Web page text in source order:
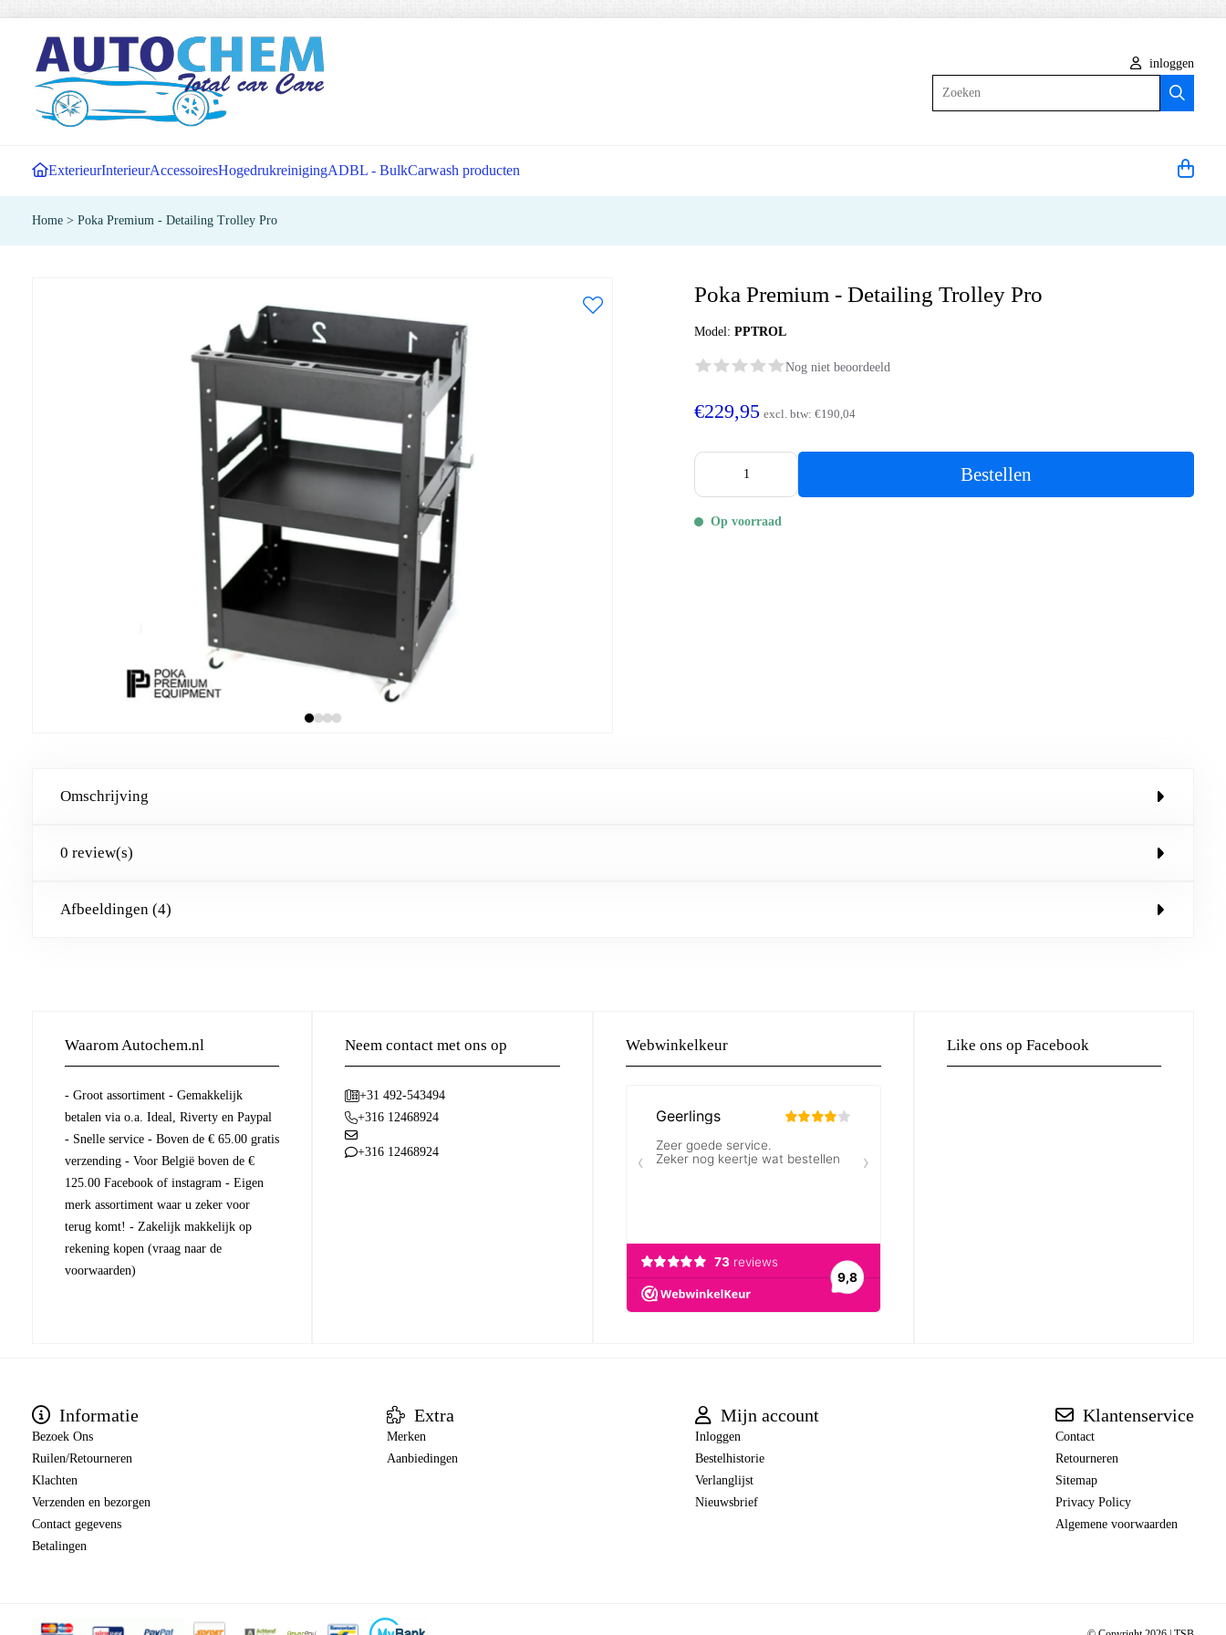
inloggen
ExterieurInterieurAccessoiresHogedrukreinigingADBL - BulkCarwash producten
Home > Poka Premium - Detailing Trolley Pro
Poka Premium - Detailing Trolley Pro
Model:PPTROL
Nog niet beoordeeld
€229,95 excl. btw:€190,04
Bestellen
Op voorraad
Omschrijving
0 review(s)
Afbeeldingen (4)
Waarom Autochem.nl
- Groot assortiment - Gemakkelijk
betalen via o.a. Ideal, Riverty en Paypal
- Snelle service - Boven de € 65.00 gratis
verzending - Voor België boven de €
125.00 Facebook of instagram - Eigen
merk assortiment waar u zeker voor
terug komt! - Zakelijk makkelijk op
rekening kopen (vraag naar de
voorwaarden)
Neem contact met ons op
+31 492-543494
+316 12468924
+316 12468924
Webwinkelkeur Like ons op Facebook
Informatie
Bezoek Ons
Ruilen/Retourneren
Klachten
Verzenden en bezorgen
Contact gegevens
Betalingen
Extra
Merken
Aanbiedingen
Mijn account
Inloggen
Bestelhistorie
Verlanglijst
Nieuwsbrief
Klantenservice
Contact
Retourneren
Sitemap
Privacy Policy
Algemene voorwaarden